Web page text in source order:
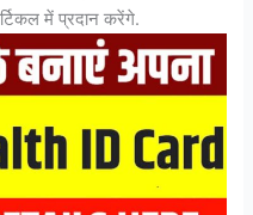
में प्रदान करेंगे.